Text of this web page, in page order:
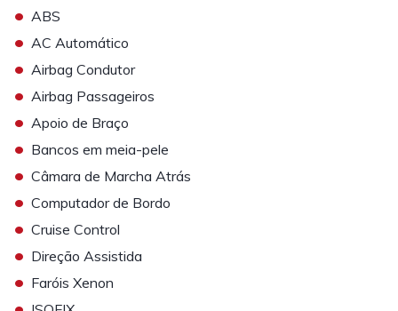
• ABS
• AC Automático
• Airbag Condutor
• Airbag Passageiros
• Apoio de Braço
• Bancos em meia-pele
• Câmara de Marcha Atrás
• Computador de Bordo
• Cruise Control
• Direção Assistida
• Faróis Xenon